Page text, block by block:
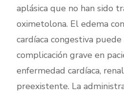
aplásica que no han sido
oximetolona. El edema
cardíaca congestiva puede
complicación grave en
enfermedad cardíaca,
preexistente. La